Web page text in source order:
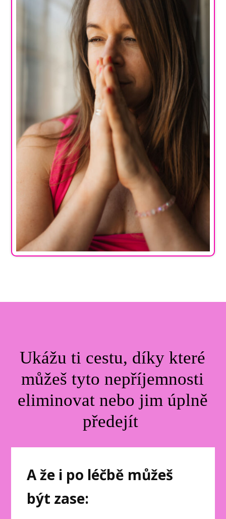
Ukážu ti cestu, díky které
můžeš tyto nepříjemnosti
eliminovat nebo jim úplně
předejít
A že i po léčbě můžeš
být zase: